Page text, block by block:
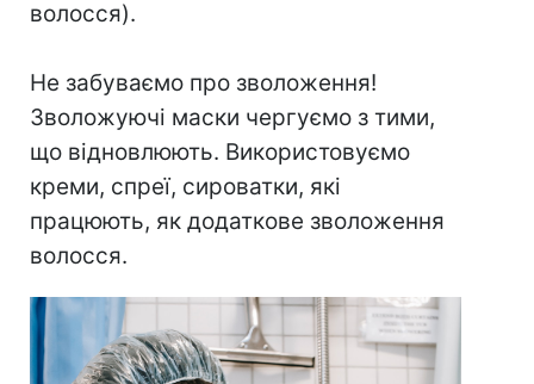
волосся).
Не забуваємо про зволоження!
Зволожуючі маски чергуємо з тими,
що відновлюють. Використовуємо
креми, спреї, сироватки, які
працюють, як додаткове зволоження
волосся.